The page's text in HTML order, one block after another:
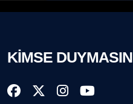
KİMSE DUYMASIN